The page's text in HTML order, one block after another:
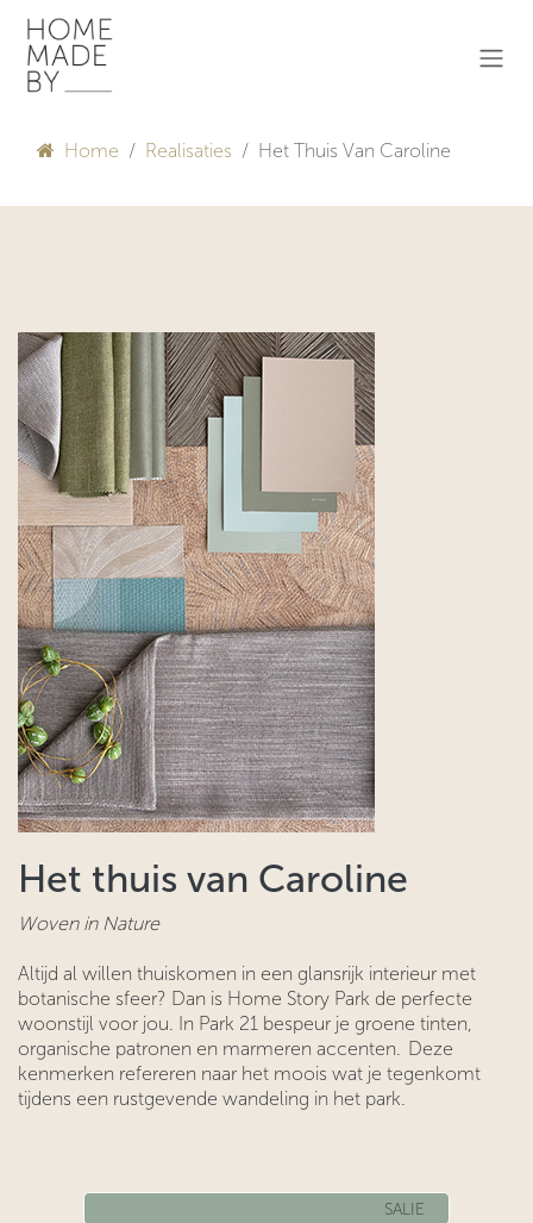
Overslaan naar inhoud
Home Realisaties Het Thuis Van Caroline
Het thuis van Caroline
Woven in Nature
Altijd al willen thuiskomen in een glansrijk interieur met
botanische sfeer? Dan is Home Story Park de perfecte
woonstijl voor jou. In Park 21 bespeur je groene tinten,
organische patronen en marmeren accenten. Deze
kenmerken refereren naar het moois wat je tegenkomt
tijdens een rustgevende wandeling in het park.
SALIE